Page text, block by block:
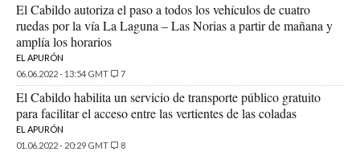
El Cabildo autoriza el paso a todos los vehículos de cuatro
ruedas por la vía La Laguna – Las Norias a partir de mañana y
amplía los horarios
EL APURÓN
06.06.2022 - 13:54 GMT
7
El Cabildo habilita un servicio de transporte público gratuito
para facilitar el acceso entre las vertientes de las coladas
EL APURÓN
01.06.2022 - 20:29 GMT
8